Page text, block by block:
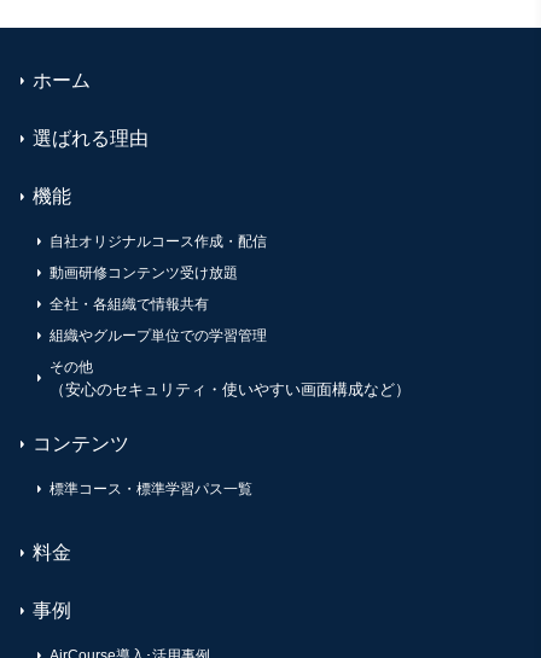
ホーム
選ばれる理由
機能
自社オリジナルコース作成・配信
動画研修コンテンツ受け放題
全社・各組織で情報共有
組織やグループ単位での学習管理
その他
（安心のセキュリティ・使いやすい画面構成など）
コンテンツ
標準コース・標準学習パス一覧
料金
事例